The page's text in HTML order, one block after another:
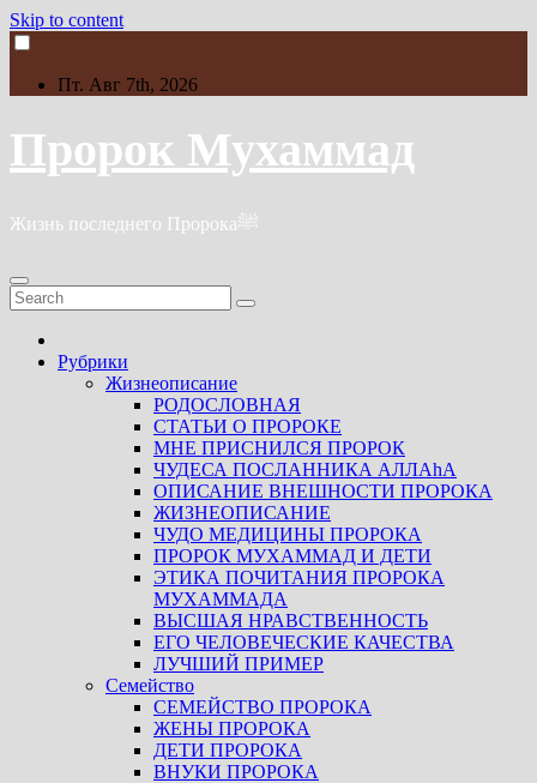
Skip to content
Пт. Авг 7th, 2026
Пророк Мухаммад
Жизнь последнего Пророкаﷺ
Рубрики
Жизнеописание
РОДОСЛОВНАЯ
СТАТЬИ О ПРОРОКЕ
МНЕ ПРИСНИЛСЯ ПРОРОК
ЧУДЕСА ПОСЛАННИКА АЛЛАhА
ОПИСАНИЕ ВНЕШНОСТИ ПРОРОКА
ЖИЗНЕОПИСАНИЕ
ЧУДО МЕДИЦИНЫ ПРОРОКА
ПРОРОК МУХАММАД И ДЕТИ
ЭТИКА ПОЧИТАНИЯ ПРОРОКА
МУХАММАДА
ВЫСШАЯ НРАВСТВЕННОСТЬ
ЕГО ЧЕЛОВЕЧЕСКИЕ КАЧЕСТВА
ЛУЧШИЙ ПРИМЕР
Семейство
СЕМЕЙСТВО ПРОРОКА
ЖЕНЫ ПРОРОКА
ДЕТИ ПРОРОКА
ВНУКИ ПРОРОКА